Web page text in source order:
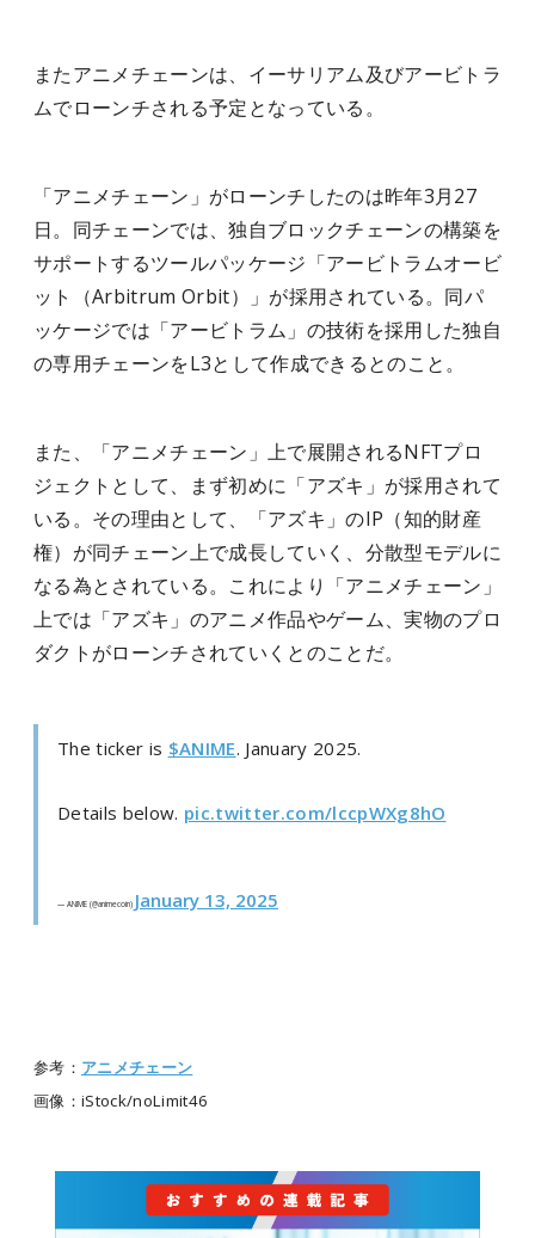
またアニメチェーンは、イーサリアム及びアービトラ
ムでローンチされる予定となっている。
「アニメチェーン」がローンチしたのは昨年3月27
日。同チェーンでは、独自ブロックチェーンの構築を
サポートするツールパッケージ「アービトラムオービ
ット（Arbitrum Orbit）」が採用されている。同パ
ッケージでは「アービトラム」の技術を採用した独自
の専用チェーンをL3として作成できるとのこと。
また、「アニメチェーン」上で展開されるNFTプロ
ジェクトとして、まず初めに「アズキ」が採用されて
いる。その理由として、「アズキ」のIP（知的財産
権）が同チェーン上で成長していく、分散型モデルに
なる為とされている。これにより「アニメチェーン」
上では「アズキ」のアニメ作品やゲーム、実物のプロ
ダクトがローンチされていくとのことだ。
The ticker is $ANIME. January 2025.
Details below. pic.twitter.com/lccpWXg8hO
— ANIME (@animecoin) January 13, 2025
参考： アニメチェーン
画像：iStock/noLimit46